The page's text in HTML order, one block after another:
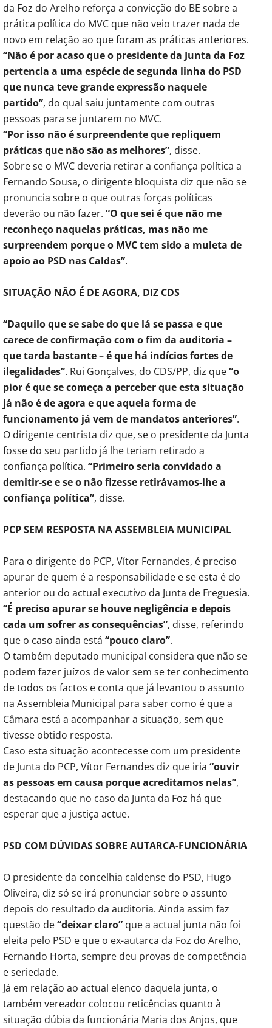
da Foz do Arelho reforça a convicção do BE sobre a
prática política do MVC que não veio trazer nada de
novo em relação ao que foram as práticas anteriores.
“Não é por acaso que o presidente da Junta da Foz
pertencia a uma espécie de segunda linha do PSD
que nunca teve grande expressão naquele
partido”, do qual saiu juntamente com outras
pessoas para se juntarem no MVC.
“Por isso não é surpreendente que repliquem
práticas que não são as melhores”, disse.
Sobre se o MVC deveria retirar a confiança política a
Fernando Sousa, o dirigente bloquista diz que não se
pronuncia sobre o que outras forças políticas
deverão ou não fazer. “O que sei é que não me
reconheço naquelas práticas, mas não me
surpreendem porque o MVC tem sido a muleta de
apoio ao PSD nas Caldas”.
SITUAÇÃO NÃO É DE AGORA, DIZ CDS
“Daquilo que se sabe do que lá se passa e que
carece de confirmação com o fim da auditoria –
que tarda bastante – é que há indícios fortes de
ilegalidades”. Rui Gonçalves, do CDS/PP, diz que“o
pior é que se começa a perceber que esta situação
já não é de agora e que aquela forma de
funcionamento já vem de mandatos anteriores”.
O dirigente centrista diz que, se o presidente da Junta
fosse do seu partido já lhe teriam retirado a
confiança política. “Primeiro seria convidado a
demitir-se e se o não fizesse retirávamos-lhe a
confiança política”, disse.
PCP SEM RESPOSTA NA ASSEMBLEIA MUNICIPAL
Para o dirigente do PCP, Vítor Fernandes, é preciso
apurar de quem é a responsabilidade e se esta é do
anterior ou do actual executivo da Junta de Freguesia.
“É preciso apurar se houve negligência e depois
cada um sofrer as consequências”, disse, referindo
que o caso ainda está “pouco claro”.
O também deputado municipal considera que não se
podem fazer juízos de valor sem se ter conhecimento
de todos os factos e conta que já levantou o assunto
na Assembleia Municipal para saber como é que a
Câmara está a acompanhar a situação, sem que
tivesse obtido resposta.
Caso esta situação acontecesse com um presidente
de Junta do PCP, Vítor Fernandes diz que iria “ouvir
as pessoas em causa porque acreditamos nelas”,
destacando que no caso da Junta da Foz há que
esperar que a justiça actue.
PSD COM DÚVIDAS SOBRE AUTARCA-FUNCIONÁRIA
O presidente da concelhia caldense do PSD, Hugo
Oliveira, diz só se irá pronunciar sobre o assunto
depois do resultado da auditoria. Ainda assim faz
questão de“deixar claro” que a actual junta não foi
eleita pelo PSD e que o ex-autarca da Foz do Arelho,
Fernando Horta, sempre deu provas de competência
e seriedade.
Já em relação ao actual elenco daquela junta, o
também vereador colocou reticências quanto à
situação dúbia da funcionária Maria dos Anjos, que